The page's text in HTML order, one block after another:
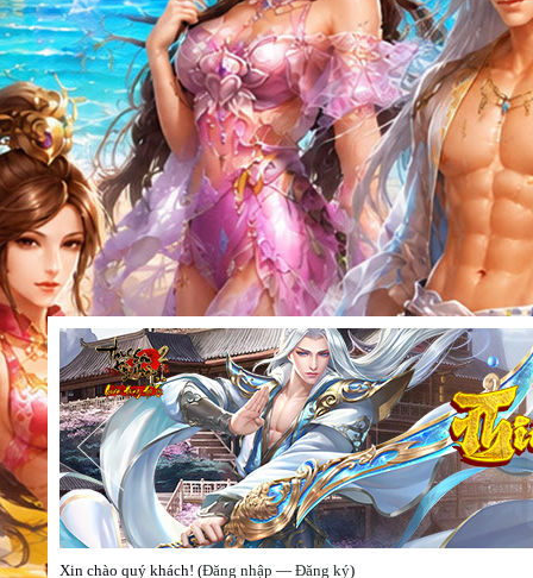
Xin chào quý khách! (Đăng nhập — Đăng ký)